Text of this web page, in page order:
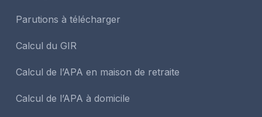
Parutions à télécharger
Calcul du GIR
Calcul de l’APA en maison de retraite
Calcul de l’APA à domicile